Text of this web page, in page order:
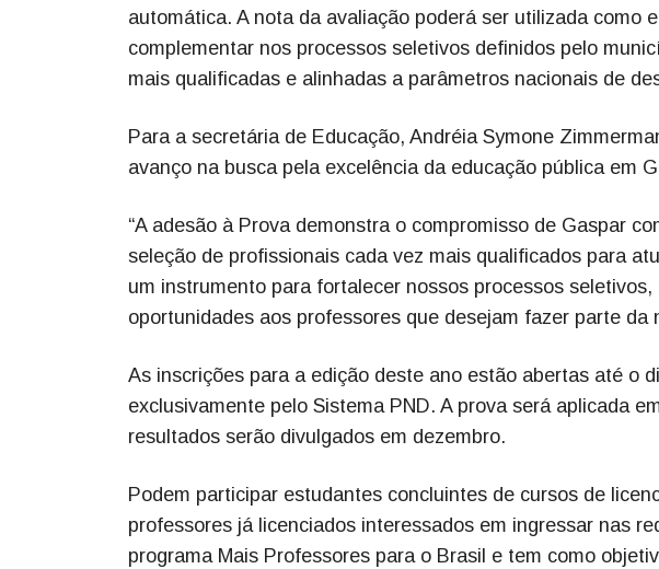
automática. A nota da avaliação poderá ser utilizada como
complementar nos processos seletivos definidos pelo
mais qualificadas e alinhadas a parâmetros nacionais de
Para a secretária de Educação, Andréia Symone
avanço na busca pela excelência da educação pública em
“A adesão à Prova demonstra o compromisso de Gaspar
seleção de profissionais cada vez mais qualificados para
um instrumento para fortalecer nossos processos
oportunidades aos professores que desejam fazer parte da
As inscrições para a edição deste ano estão abertas até o
exclusivamente pelo Sistema PND. A prova será aplicada
resultados serão divulgados em dezembro.
Podem participar estudantes concluintes de cursos de
professores já licenciados interessados em ingressar nas
programa Mais Professores para o Brasil e tem como